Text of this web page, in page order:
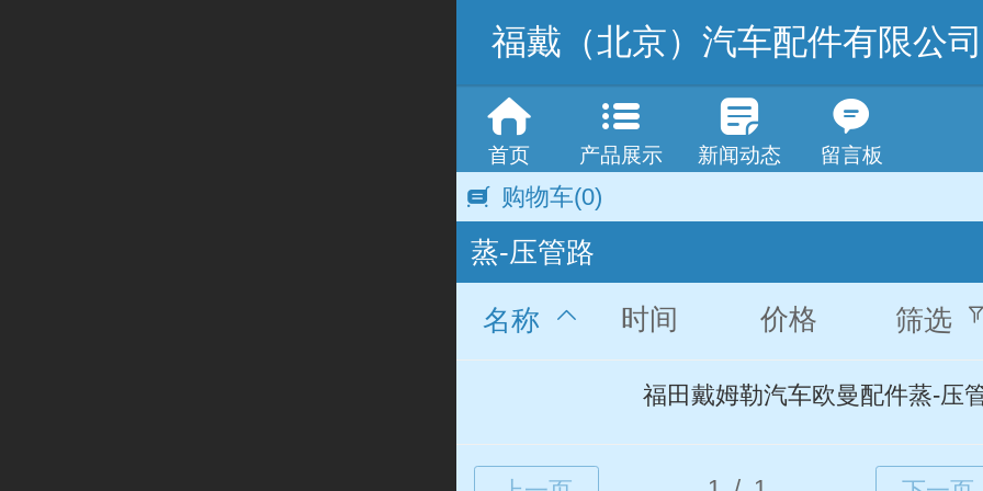
福戴（北京）汽车配件有限公司
首页 产品展示 新闻动态 留言板
购物车(0)
蒸-压管路
名称 时间 价格 筛选
福田戴姆勒汽车欧曼配件蒸-压